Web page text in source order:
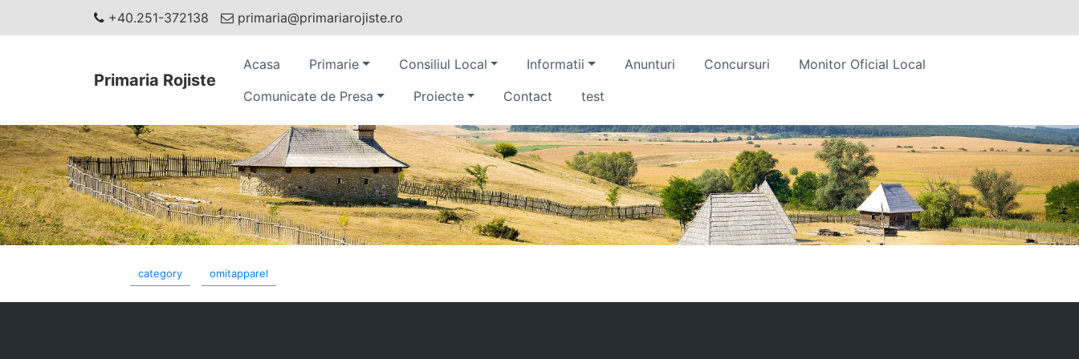
+40.251-372138 primaria@primariarojiste.ro
Primaria Rojiste
Acasa Primarie Consiliul Local Informatii Anunturi Concursuri
Monitor Oficial Local
Comunicate de Presa
Proiecte Contact test
category omitapparel